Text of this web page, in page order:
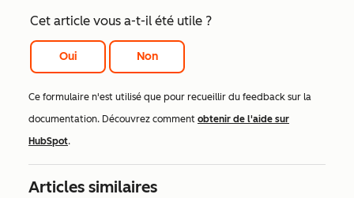
Cet article vous a-t-il été utile ?
Oui Non
Ce formulaire n'est utilisé que pour recueillir du feedback sur la
documentation. Découvrez comment obtenir de l'aide sur
HubSpot.
Articles similaires